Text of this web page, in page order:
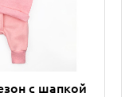
с шапкой